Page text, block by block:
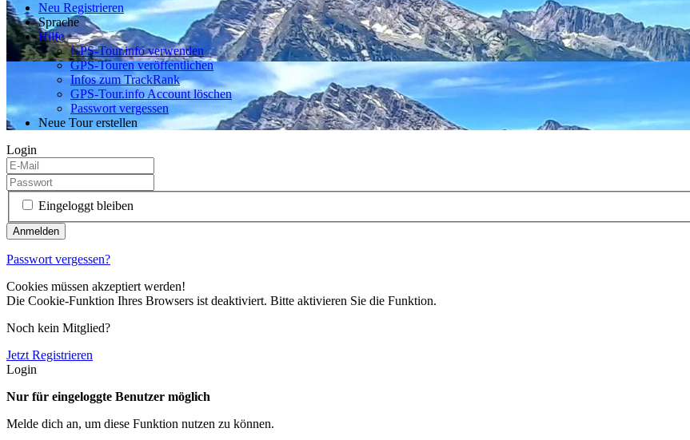
Neu Registrieren
Sprache
Hilfe
GPS-Tour.info verwenden
GPS-Touren veröffentlichen
Infos zum TrackRank
GPS-Tour.info Account löschen
Passwort vergessen
Neue Tour erstellen
Login
Eingeloggt bleiben
Passwort vergessen?
Cookies müssen akzeptiert werden!
Die Cookie-Funktion Ihres Browsers ist deaktiviert. Bitte aktivieren Sie die Funktion.
Noch kein Mitglied?
Jetzt Registrieren
Login
Nur für eingeloggte Benutzer möglich
Melde dich an, um diese Funktion nutzen zu können.